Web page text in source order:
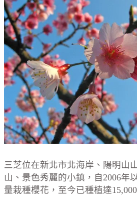
三芝位在新北市北海岸、陽明山
山、景色秀麗的小鎮，自2006年
量栽種櫻花，至今已種植達